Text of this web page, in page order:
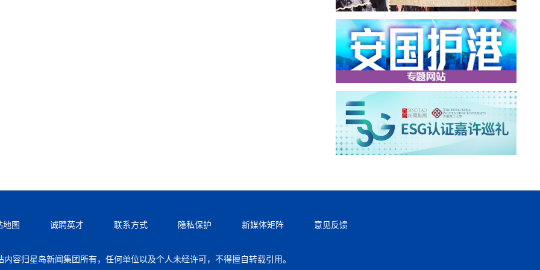
地图 诚聘英才 联系方式 隐私保护 新媒体矩阵 意见反馈
内容归星岛新闻集团所有，任何单位以及个人未经许可，不得擅自转载引用。